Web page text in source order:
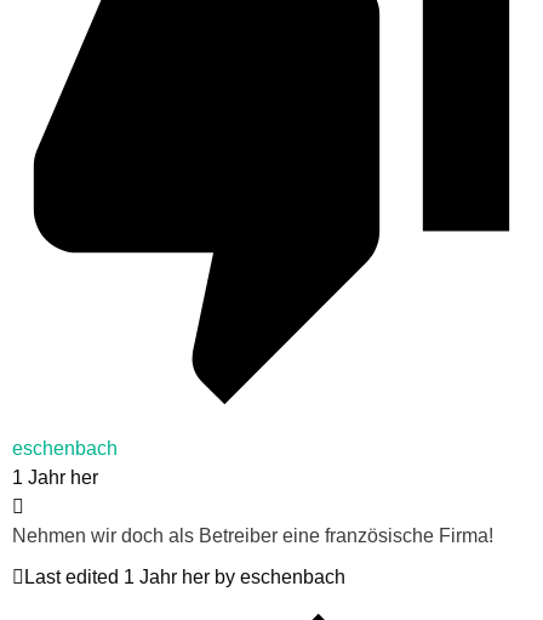
eschenbach
1 Jahr her
Nehmen wir doch als Betreiber eine französische Firma!
Last edited 1 Jahr her by eschenbach